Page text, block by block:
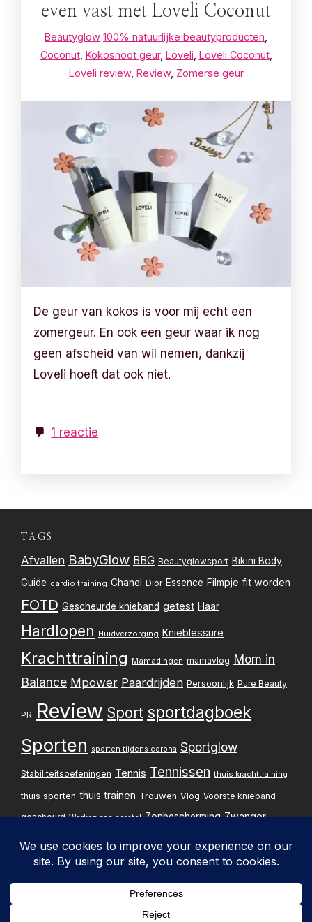
even vast met Loveli Coconut
Beautyglow 100% natuurlijke beautyproducten
Coconut, Kokosnoot geur, Loveli Loveli Coconut,
Loveli review, Review, Zomerse geur
De geur van kokos is voor mij echt een
zomergeur. En ook een geur waar ik nog
geen afscheid van wil nemen, dankzij
Loveli hoeft dat ook niet.
1 reactie
TAGS
Afvallen BabyGlow BBG Beautyglowsport Bikini Body
Guide cardio training Chanel Dior Essence Filmpje fit worden
FOTD Gescheurde knieband getest Haar
Hardlopen Huidverzorging Knieblessure
Krachttraining Mamadingen mamavlog Mom in
Balance Mpower Paardrijden Persoonlijk Pure Beauty
PR Review Sport sportdagboek
Sporten sporten tijdens corona Sportglow
Stabiliteitsoefeningen Tennis Tennissen thuis krachttraining
thuis sporten thuis trainen Trouwen Vlog Voorste knieband
gescheurd Werken aan herstel Zonbescherming Zwanger